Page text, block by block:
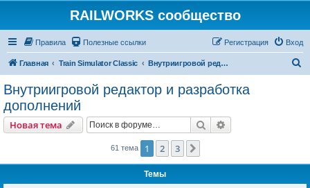
RAILWORKS сообщество
Правила Полезные ссылки Вход
Регистрация
Главная Train Simulator Classic Внутриигровой редактор и разработка дополнений
Внутриигровой редактор и разработка
дополнений
Новая тема Поиск
61 тема 1 2 3
Темы